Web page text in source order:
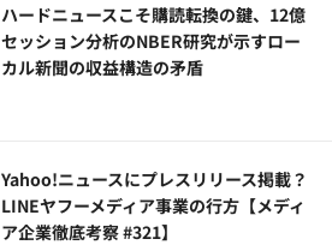
ハードニュースこそ購読転換の鍵、12億
セッション分析のNBER研究が示すロー
カル新聞の収益構造の矛盾
Yahoo!ニュースにプレスリリース掲載？
LINEヤフーメディア事業の行方【メディ
ア企業徹底考察 #321】